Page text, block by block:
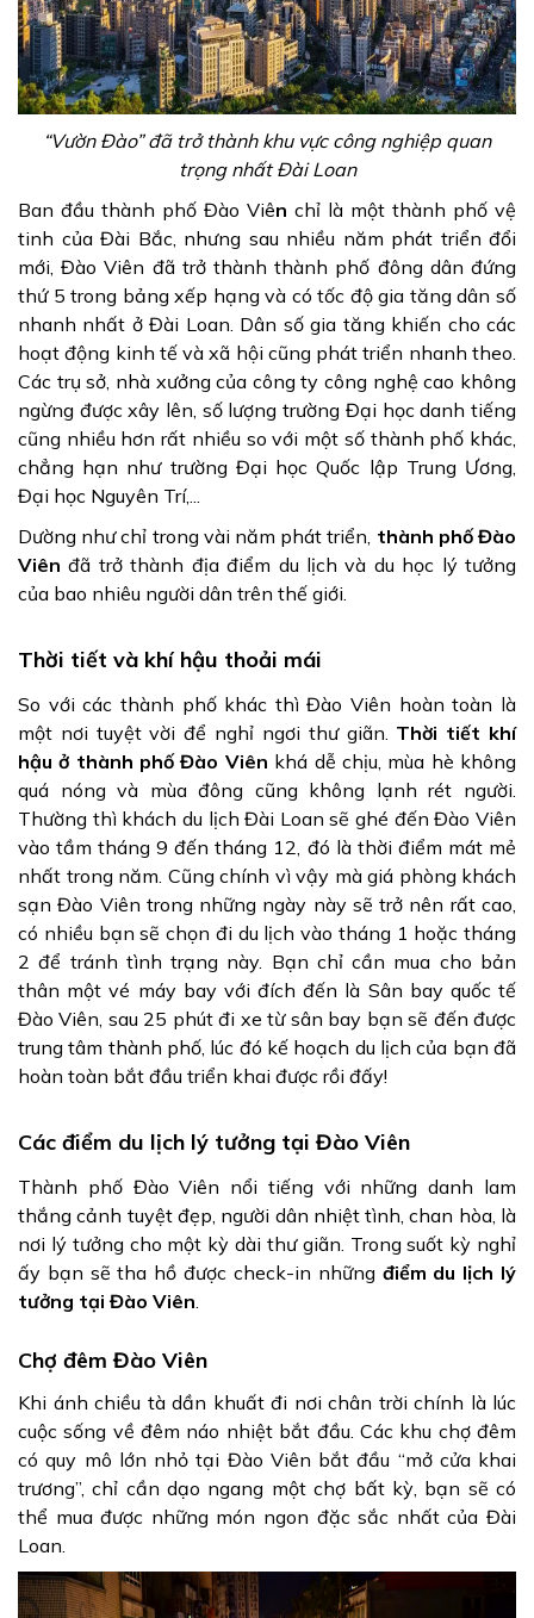
“Vườn Đào” đã trở thành khu vực công nghiệp quan
trọng nhất Đài Loan
Ban đầu thành phố Đào Viên chỉ là một thành phố vệ
tinh của Đài Bắc, nhưng sau nhiều năm phát triển đổi
mới, Đào Viên đã trở thành thành phố đông dân đứng
thứ 5 trong bảng xếp hạng và có tốc độ gia tăng dân số
nhanh nhất ở Đài Loan. Dân số gia tăng khiến cho các
hoạt động kinh tế và xã hội cũng phát triển nhanh theo.
Các trụ sở, nhà xưởng của công ty công nghệ cao không
ngừng được xây lên, số lượng trường Đại học danh tiếng
cũng nhiều hơn rất nhiều so với một số thành phố khác,
chẳng hạn như trường Đại học Quốc lập Trung Ương,
Đại học Nguyên Trí,...
Dường như chỉ trong vài năm phát triển, thành phố Đào
Viên đã trở thành địa điểm du lịch và du học lý tưởng
của bao nhiêu người dân trên thế giới.
Thời tiết và khí hậu thoải mái
So với các thành phố khác thì Đào Viên hoàn toàn là
một nơi tuyệt vời để nghỉ ngơi thư giãn. Thời tiết khí
hậu ở thành phố Đào Viên khá dễ chịu, mùa hè không
quá nóng và mùa đông cũng không lạnh rét người.
Thường thì khách du lịch Đài Loan sẽ ghé đến Đào Viên
vào tầm tháng 9 đến tháng 12, đó là thời điểm mát mẻ
nhất trong năm. Cũng chính vì vậy mà giá phòng khách
sạn Đào Viên trong những ngày này sẽ trở nên rất cao,
có nhiều bạn sẽ chọn đi du lịch vào tháng 1 hoặc tháng
2 để tránh tình trạng này. Bạn chỉ cần mua cho bản
thân một vé máy bay với đích đến là Sân bay quốc tế
Đào Viên, sau 25 phút đi xe từ sân bay bạn sẽ đến được
trung tâm thành phố, lúc đó kế hoạch du lịch của bạn đã
hoàn toàn bắt đầu triển khai được rồi đấy!
Các điểm du lịch lý tưởng tại Đào Viên
Thành phố Đào Viên nổi tiếng với những danh lam
thắng cảnh tuyệt đẹp, người dân nhiệt tình, chan hòa, là
nơi lý tưởng cho một kỳ dài thư giãn. Trong suốt kỳ nghỉ
ấy bạn sẽ tha hồ được check-in những điểm du lịch lý
tưởng tại Đào Viên.
Chợ đêm Đào Viên
Khi ánh chiều tà dần khuất đi nơi chân trời chính là lúc
cuộc sống về đêm náo nhiệt bắt đầu. Các khu chợ đêm
có quy mô lớn nhỏ tại Đào Viên bắt đầu “mở cửa khai
trương”, chỉ cần dạo ngang một chợ bất kỳ, bạn sẽ có
thể mua được những món ngon đặc sắc nhất của Đài
Loan.